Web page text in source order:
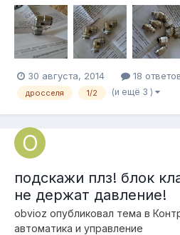
30 августа, 2014 18
дросселя 1/2 (и ещё 3 )
подскажи плз! блок
не держат давление!
obvioz опубликовал тема в
автоматика и управление